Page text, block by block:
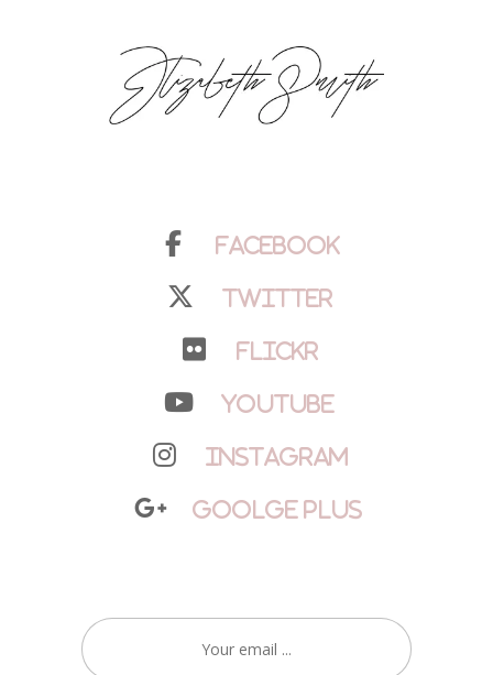
Facebook
Twitter
Flickr
YouTube
Instagram
Goolge Plus